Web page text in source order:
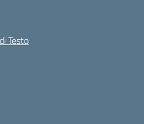
Testo